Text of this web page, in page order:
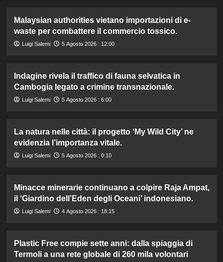
Malaysian authorities vietano importazioni di e-
waste per combattere il commercio tossico.
Luigi Salemi 5 Agosto 2026 : 12:00
Indagine rivela il traffico di fauna selvatica in
Cambogia legato a crimine transnazionale.
Luigi Salemi 5 Agosto 2026 : 6:00
La natura nelle città: il progetto ‘My Wild City’ ne
evidenzia l’importanza vitale.
Luigi Salemi 5 Agosto 2026 : 0:10
Minacce minerarie continuano a colpire Raja Ampat,
il ‘Giardino dell’Eden degli Oceani’ indonesiano.
Luigi Salemi 4 Agosto 2026 : 18:15
Plastic Free compie sette anni: dalla spiaggia di
Termoli a una rete globale di 260 mila volontari